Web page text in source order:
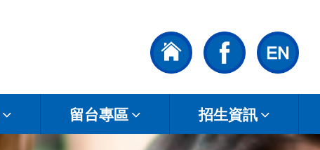
留台專區 招生資訊